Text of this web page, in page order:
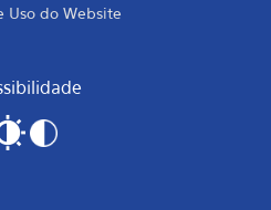
Uso do Website